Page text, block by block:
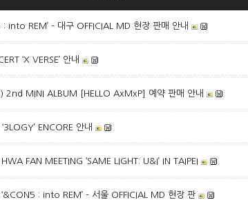
into REM’ – 대구 OFFICIAL MD 현장 판매 안내
‘X VERSE’ 안내
2nd MINI ALBUM [HELLO AxMxP] 예약 판매 안내
ENCORE 안내
FAN MEETING ‘SAME LIGHT: U&I’ IN TAIPEI
: into REM’ – 서울 OFFICIAL MD 현장 판